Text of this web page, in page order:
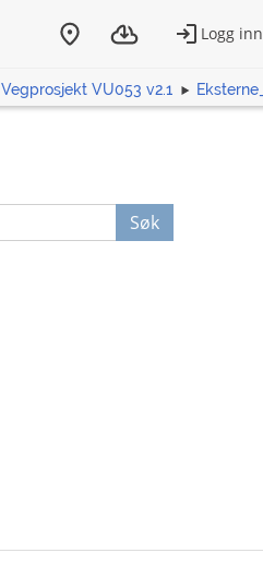
Vegprosjekt VU053 v2.1
Søk